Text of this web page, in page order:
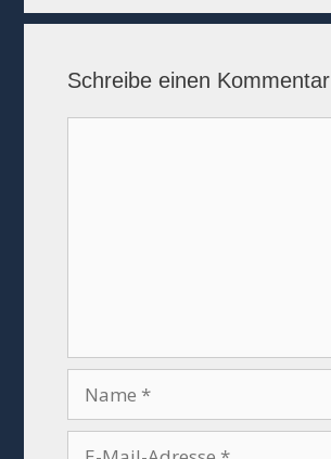
Schreibe einen Kommentar